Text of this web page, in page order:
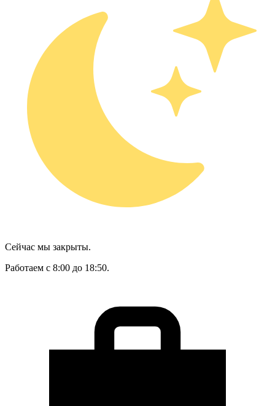
Сейчас мы закрыты.
Работаем с 8:00 до 18:50.